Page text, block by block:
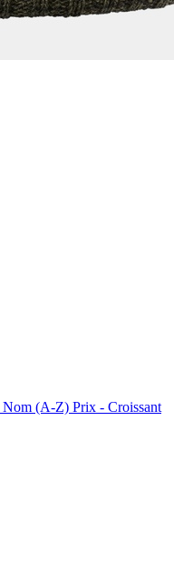
Nom (A-Z) Prix - Croissant